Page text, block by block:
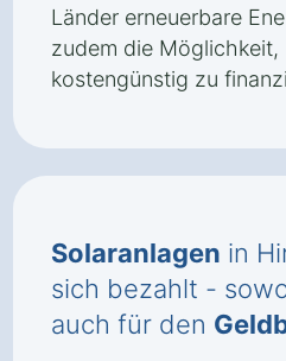
Länder erneuerbare
zudem die Möglichkeit,
kostengünstig zu
Solaranlagen in
sich bezahlt -
auch für den